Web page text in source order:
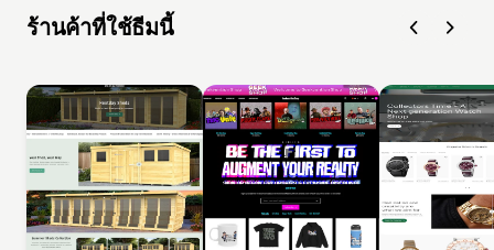
ร้านค้าที่ใช้ธีมนี้